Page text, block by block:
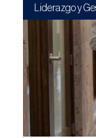
Liderazgo y